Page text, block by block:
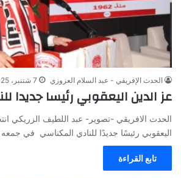
الحدث الإفريقي - عبد السلام العزوزي 7 شتنبر، 2025
عز الدين اليعقوبي رئيسا جديدا
الحدث الافريقي -تصوير- عبد اللطيف الزريكي
اليعقوبي رئيسًا جديدًا للنادي المكناسي في جمعه
تابع القراءة